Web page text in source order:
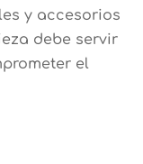
y accesorios
debe servir
el